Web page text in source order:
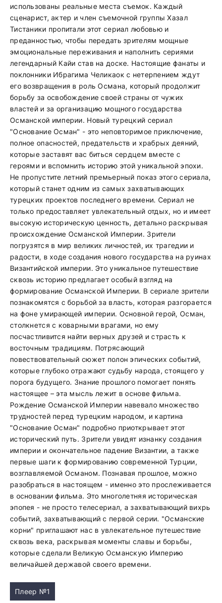
использованы реальные места съемок. Каждый
сценарист, актер и член съемочной группы Хазал
Тистаники пропитали этот сериал любовью и
преданностью, чтобы передать зрителям мощные
эмоциональные переживания и наполнить сериями
легендарный Кайи став на доске. Настоящие фанаты и
поклонники Ибрагима Челикаок с нетерпением ждут
его возвращения в роль Османа, который продолжит
борьбу за освобождение своей страны от чужих
властей и за организацию мощного государства
Османской империи. Новый турецкий сериал
"Основание Осман" - это неповторимое приключение,
полное опасностей, предательств и храбрых деяний,
которые заставят вас биться сердцем вместе с
героями и вспомнить историю этой уникальной эпохи.
Не пропустите летний премьерный показ этого сериала,
который станет одним из самых захватывающих
турецких проектов последнего времени. Сериал не
только предоставляет увлекательный отдых, но и имеет
высокую историческую ценность, детально раскрывая
происхождение Османской Империи. Зрители
погрузятся в мир великих личностей, их трагедии и
радости, в ходе создания нового государства на руинах
Византийской империи. Это уникальное путешествие
сквозь историю предлагает особый взгляд на
формирование Османской Империи. В сериале зрители
познакомятся с борьбой за власть, которая разгорается
на фоне умирающей империи. Основной герой, Осман,
столкнется с коварными врагами, но ему
посчастливится найти верных друзей и страсть к
восточным традициям. Потрясающий
повествовательный сюжет полон эпических событий,
которые глубоко отражают судьбу народа, стоящего у
порога будущего. Знание прошлого помогает понять
настоящее – эта мысль лежит в основе фильма.
Рождение Османской Империи навевало множество
трудностей перед турецким народом, и картина
"Основание Осман" подробно приоткрывает этот
исторический путь. Зрители увидят изнанку создания
империи и окончательное падение Византии, а также
первые шаги к формированию современной Турции,
возглавляемой Османом. Познавая прошлое, можно
разобраться в настоящем - именно это прослеживается
в основании фильма. Это многолетняя историческая
эпопея - не просто телесериал, а захватывающий вихрь
событий, захватывающий с первой серии. "Османские
корни" приглашают нас в увлекательное путешествие
сквозь века, раскрывая моменты славы и борьбы,
которые сделали Великую Османскую Империю
величайшей державой своего времени.
Плеер №1